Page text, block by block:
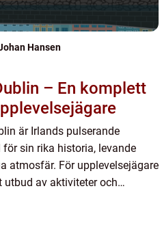
Hansen
– En komplett
är Irlands pulserande
för sin rika historia, levande
atmosfär. För upplevelsejägare
utbud av aktiviteter och